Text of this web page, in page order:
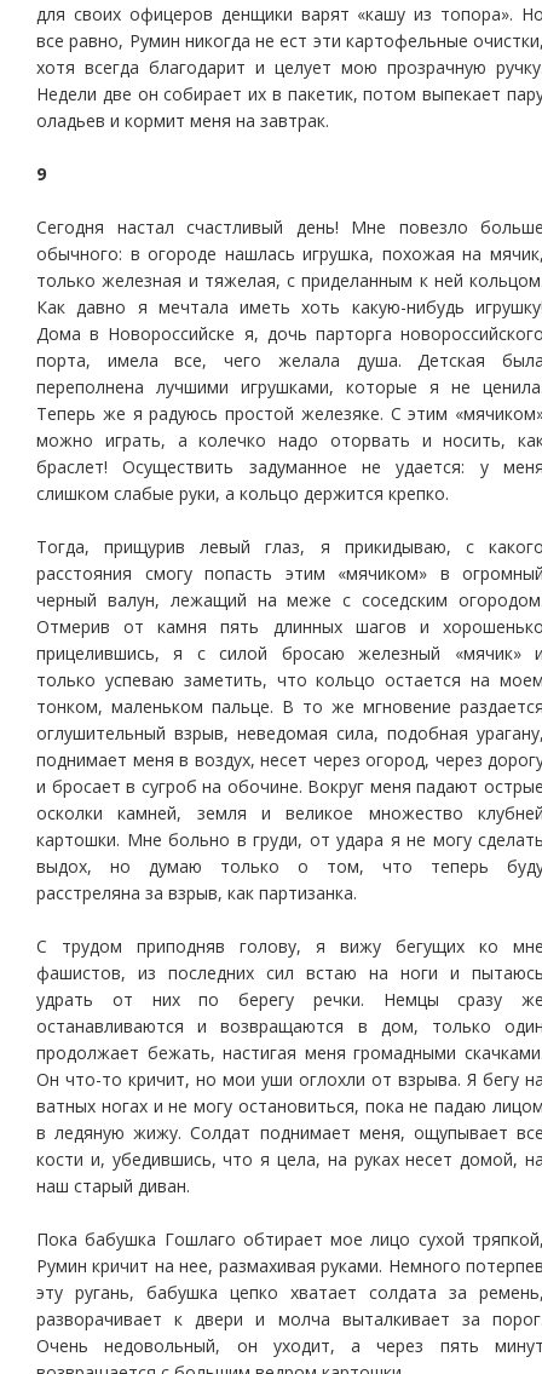
для своих офицеров денщики варят «кашу из топора».
все равно, Румин никогда не ест эти картофельные
хотя всегда благодарит и целует мою прозрачную
Недели две он собирает их в пакетик, потом выпекает
оладьев и кормит меня на завтрак.
9
Сегодня настал счастливый день! Мне повезло
обычного: в огороде нашлась игрушка, похожая на
только железная и тяжелая, с приделанным к ней
Как давно я мечтала иметь хоть какую-нибудь
Дома в Новороссийске я, дочь парторга
порта, имела все, чего желала душа. Детская
переполнена лучшими игрушками, которые я не
Теперь же я радуюсь простой железяке. С этим
можно играть, а колечко надо оторвать и носить,
браслет! Осуществить задуманное не удается: у
слишком слабые руки, а кольцо держится крепко.
Тогда, прищурив левый глаз, я прикидываю, с
расстояния смогу попасть этим «мячиком» в
черный валун, лежащий на меже с соседским
Отмерив от камня пять длинных шагов и
прицелившись, я с силой бросаю железный «мячик»
только успеваю заметить, что кольцо остается на
тонком, маленьком пальце. В то же мгновение
оглушительный взрыв, неведомая сила, подобная
поднимает меня в воздух, несет через огород, через
и бросает в сугроб на обочине. Вокруг меня падают
осколки камней, земля и великое множество
картошки. Мне больно в груди, от удара я не могу
выдох, но думаю только о том, что теперь
расстреляна за взрыв, как партизанка.
С трудом приподняв голову, я вижу бегущих ко
фашистов, из последних сил встаю на ноги и
удрать от них по берегу речки. Немцы сразу
останавливаются и возвращаются в дом, только
продолжает бежать, настигая меня громадными
Он что-то кричит, но мои уши оглохли от взрыва. Я бегу
ватных ногах и не могу остановиться, пока не падаю
в ледяную жижу. Солдат поднимает меня, ощупывает
кости и, убедившись, что я цела, на руках несет домой,
наш старый диван.
Пока бабушка Гошлаго обтирает мое лицо сухой
Румин кричит на нее, размахивая руками. Немного
эту ругань, бабушка цепко хватает солдата за
разворачивает к двери и молча выталкивает за
Очень недовольный, он уходит, а через пять